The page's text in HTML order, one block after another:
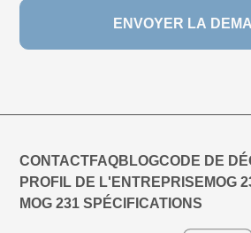
CONTACTFAQBLOGCODE DE
PROFIL DE L'ENTREPRISE MOG
MOG 231 SPÉCIFICATIONS